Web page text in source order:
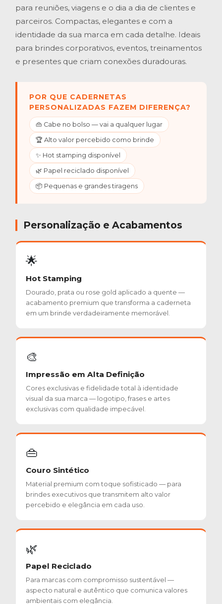
para reuniões, viagens e o dia a dia de clientes e
parceiros. Compactas, elegantes e com a
identidade da sua marca em cada detalhe. Ideais
para brindes corporativos, eventos, treinamentos
e presentes que criam conexões duradouras.
POR QUE CADERNETAS
PERSONALIZADAS FAZEM DIFERENÇA?
👜 Cabe no bolso — vai a qualquer lugar
🏆 Alto valor percebido como brinde
✨ Hot stamping disponível
🌿 Papel reciclado disponível
📦 Pequenas e grandes tiragens
Personalização e Acabamentos
🌟
Hot Stamping
Dourado, prata ou rose gold aplicado a quente —
acabamento premium que transforma a caderneta
em um brinde verdadeiramente memorável.
🎨
Impressão em Alta Definição
Cores exclusivas e fidelidade total à identidade
visual da sua marca — logotipo, frases e artes
exclusivas com qualidade impecável.
👜
Couro Sintético
Material premium com toque sofisticado — para
brindes executivos que transmitem alto valor
percebido e elegância em cada uso.
🌿
Papel Reciclado
Para marcas com compromisso sustentável —
aspecto natural e autêntico que comunica valores
ambientais com elegância.